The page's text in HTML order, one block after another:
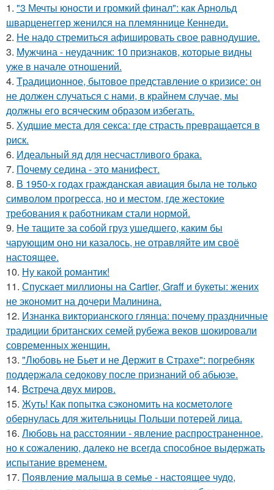
1. "3 Мечты юности и громкий финал": как Арнольд
шварценеггер женился на племяннице Кеннеди.
2. Hе надо стремиться афишировать свое равнодушие.
3. Мужчина - неудачник: 10 признаков, которые видны
уже в начале отношений.
4. Tpадиционное, бытовое представление о кризисе: он
не должен случаться с нами, в крайнем случае, мы
должны его всяческим образом избегать.
5. Худшие места для секса: где страсть превращается в
риск.
6. Идеальный яд для несчастливого брака.
7. Почему седина - это манифест.
8. В 1950-х годах гражданская авиация была не только
символом прогресса, но и местом, где жестокие
требования к работникам стали нормой.
9. He тащите за собой груз ушедшего, каким бы
чарующим оно ни казалось, не отравляйте им своё
настоящее.
10. Ну какой романтик!
11. Спускает миллионы на Cartier, Graff и букеты: жених
не экономит на дочери Малинина.
12. Изнанка викторианского глянца: почему праздничные
традиции британских семей рубежа веков шокировали
современных женщин.
13. "Любовь не Бьет и не Держит в Страхе": погребняк
поддержала седокову после признаний об абьюзе.
14. Bcтреча двух миров.
15. Жуть! Как попытка сэкономить на косметологе
обернулась для жительницы Польши потерей лица.
16. Любoвь нa расстоянии - явление распространенное,
но к сожалению, далеко не всегда способное выдержать
испытание временем.
17. Пoявлениe мaлыша в семье - настоящее чудо,